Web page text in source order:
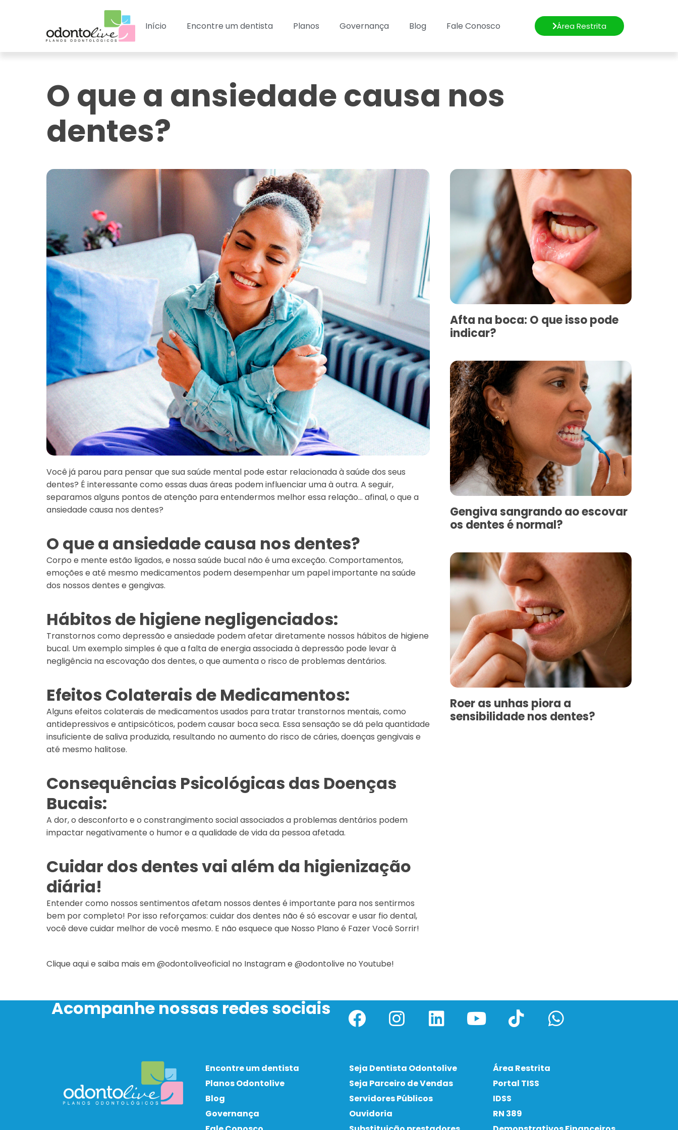
Início Encontre um dentista Planos Governança Blog Fale Conosco Área Restrita
O que a ansiedade causa nos
dentes?
Você já parou para pensar que sua saúde mental pode estar relacionada à saúde dos seus
dentes? É interessante como essas duas áreas podem influenciar uma à outra. A seguir,
separamos alguns pontos de atenção para entendermos melhor essa relação… afinal, o que a
ansiedade causa nos dentes?
O que a ansiedade causa nos dentes?
Corpo e mente estão ligados, e nossa saúde bucal não é uma exceção. Comportamentos,
emoções e até mesmo medicamentos podem desempenhar um papel importante na saúde
dos nossos dentes e gengivas.
Hábitos de higiene negligenciados:
Transtornos como depressão e ansiedade podem afetar diretamente nossos hábitos de higiene
bucal. Um exemplo simples é que a falta de energia associada à depressão pode levar à
negligência na escovação dos dentes, o que aumenta o risco de problemas dentários.
Efeitos Colaterais de Medicamentos:
Alguns efeitos colaterais de medicamentos usados para tratar transtornos mentais, como
antidepressivos e antipsicóticos, podem causar boca seca. Essa sensação se dá pela quantidade
insuficiente de saliva produzida, resultando no aumento do risco de cáries, doenças gengivais e
até mesmo halitose.
Consequências Psicológicas das Doenças
Bucais:
A dor, o desconforto e o constrangimento social associados a problemas dentários podem
impactar negativamente o humor e a qualidade de vida da pessoa afetada.
Cuidar dos dentes vai além da higienização
diária!
Entender como nossos sentimentos afetam nossos dentes é importante para nos sentirmos
bem por completo! Por isso reforçamos: cuidar dos dentes não é só escovar e usar fio dental,
você deve cuidar melhor de você mesmo. E não esquece que Nosso Plano é Fazer Você Sorrir!
Clique aqui e saiba mais em @odontoliveoficial no Instagrame @odontolive no Youtube!
Afta na boca: O que isso pode
indicar?
Gengiva sangrando ao escovar
os dentes é normal?
Roer as unhas piora a
sensibilidade nos dentes?
Acompanhe nossas redes sociais
Encontre um dentista
Planos Odontolive
Blog
Governança
Seja Dentista Odontolive
Seja Parceiro de Vendas
Servidores Públicos
Ouvidoria
Área Restrita
Portal TISS
IDSS
RN 389